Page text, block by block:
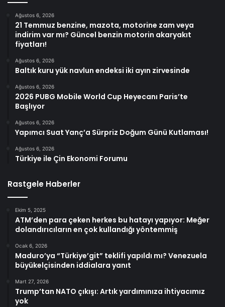
Ağustos 6, 2026
21 Temmuz benzine, mazota, motorine zam veya
indirim var mı? Güncel benzin motorin akaryakıt
fiyatları!
Ağustos 6, 2026
Baltık kuru yük navlun endeksi iki ayın zirvesinde
Ağustos 6, 2026
2026 PUBG Mobile World Cup Heyecanı Paris’te
Başlıyor
Ağustos 6, 2026
Yapımcı Suat Yanç’a Sürpriz Doğum Günü Kutlaması!
Ağustos 6, 2026
Türkiye ile Çin Ekonomi Forumu
Rastgele Haberler
Ekim 5, 2025
ATM’den para çeken herkes bu hatayı yapıyor: Meğer
dolandırıcıların en çok kullandığı yöntemmiş
Ocak 6, 2026
Maduro’ya “Türkiye’git” teklifi yapıldı mı? Venezuela
büyükelçisinden iddialara yanıt
Mart 27, 2026
Trump’tan NATO çıkışı: Artık yardımınıza ihtiyacımız
yok